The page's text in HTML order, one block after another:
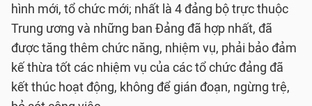
hình mới, tổ chức mới; nhất là 4 đảng bộ trực thuộc
Trung ương và những ban Đảng đã hợp nhất, đã
được tăng thêm chức năng, nhiệm vụ, phải bảo đảm
kế thừa tốt các nhiệm vụ của các tổ chức đảng đã
kết thúc hoạt động, không để gián đoạn, ngừng trệ,